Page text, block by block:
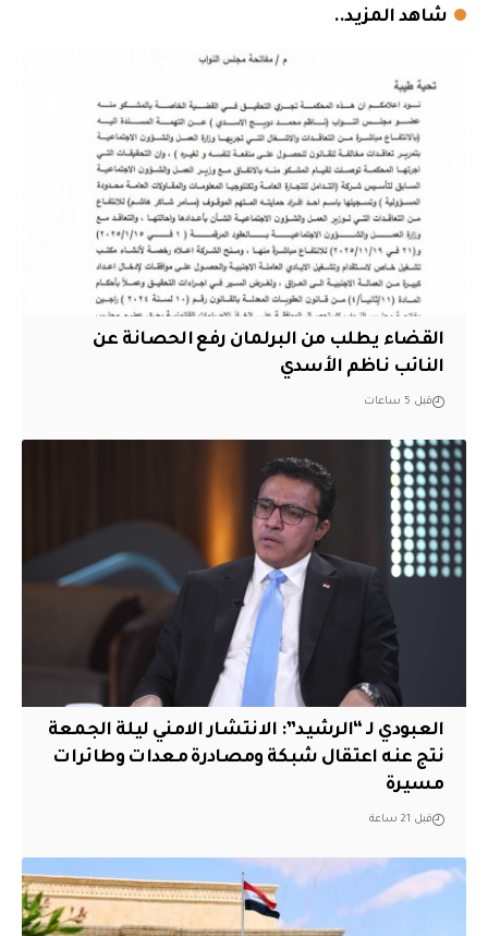
شاهد المزيد..
القضاء يطلب من البرلمان رفع الحصانة عن
النائب ناظم الأسدي
قبل 5 ساعات
العبودي لـ “الرشيد”: الانتشار الامني ليلة الجمعة
نتج عنه اعتقال شبكة ومصادرة معدات وطائرات
مسيرة
قبل 21 ساعة